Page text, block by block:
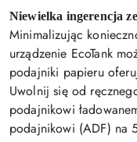
Niewielka ingerencja
Minimalizując
urządzenie EcoTank
podajniki papieru
Uwolnij się od
podajnikowi
podajnikowi (ADF) na